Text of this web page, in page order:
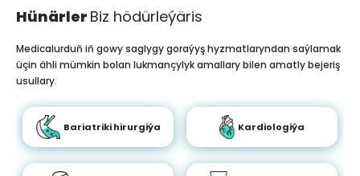
Hünärler Biz hödürleýäris
Medicalurduň iň gowy saglygy goraýyş hyzmatlaryndan saýlamak
üçin ähli mümkin bolan lukmançylyk amallary bilen amatly bejeriş
usullary.
Bariatriki hirurgiýa Kardiologiýa